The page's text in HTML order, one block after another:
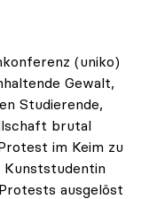
(uniko)
Gewalt,
Studierende,
brutal
im Keim zu
Kunststudentin
ausgelöst